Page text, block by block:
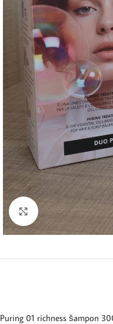
Kliknite za uvećanje
Puring 01 richness šampon